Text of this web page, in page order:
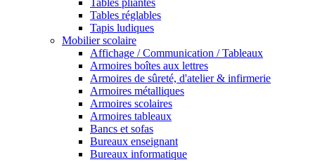
Tables pliantes
Tables réglables
Tapis ludiques
Mobilier scolaire
Affichage / Communication / Tableaux
Armoires boîtes aux lettres
Armoires de sûreté, d'atelier & infirmerie
Armoires métalliques
Armoires scolaires
Armoires tableaux
Bancs et sofas
Bureaux enseignant
Bureaux informatique